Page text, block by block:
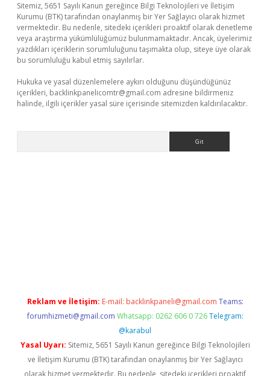
Sitemiz, 5651 Sayılı Kanun gereğince Bilgi Teknolojileri ve İletişim
Kurumu (BTK) tarafından onaylanmış bir Yer Sağlayıcı olarak hizmet
vermektedir. Bu nedenle, sitedeki içerikleri proaktif olarak denetleme
veya araştırma yükümlülüğümüz bulunmamaktadır. Ancak, üyelerimiz
yazdıkları içeriklerin sorumluluğunu taşımakta olup, siteye üye olarak
bu sorumluluğu kabul etmiş sayılırlar.
Hukuka ve yasal düzenlemelere aykırı olduğunu düşündüğünüz
içerikleri, backlinkpanelicomtr@gmail.com adresine bildirmeniz
halinde, ilgili içerikler yasal süre içerisinde sitemizden kaldırılacaktır.
Reklam ve İletişim: E-mail: backlinkpaneli@gmail.com Teams:
forumhizmeti@gmail.com Whatsapp: 0262 606 0 726 Telegram:
@karabul
Yasal Uyarı: Sitemiz, 5651 Sayılı Kanun gereğince Bilgi Teknolojileri
ve İletişim Kurumu (BTK) tarafından onaylanmış bir Yer Sağlayıcı
olarak hizmet vermektedir. Bu nedenle, sitedeki içerikleri proaktif